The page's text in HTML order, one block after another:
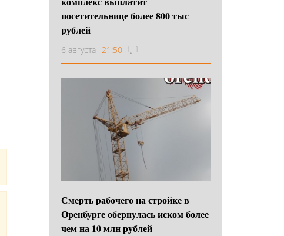
посетительнице более 800 тыс
рублей
6 августа 21:50
Смерть рабочего на стройке в
Оренбурге обернулась иском более
чем на 10 млн рублей